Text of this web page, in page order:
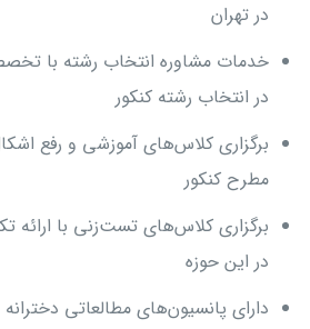
در تهران
خدمات مشاوره انتخاب رشته با
در انتخاب رشته کنکور
برگزاری کلاس‌های آموزشی و رفع
مطرح کنکور
برگزاری کلاس‌های تست‌زنی با ارائه
در این حوزه
دارای پانسیون‌های مطالعاتی